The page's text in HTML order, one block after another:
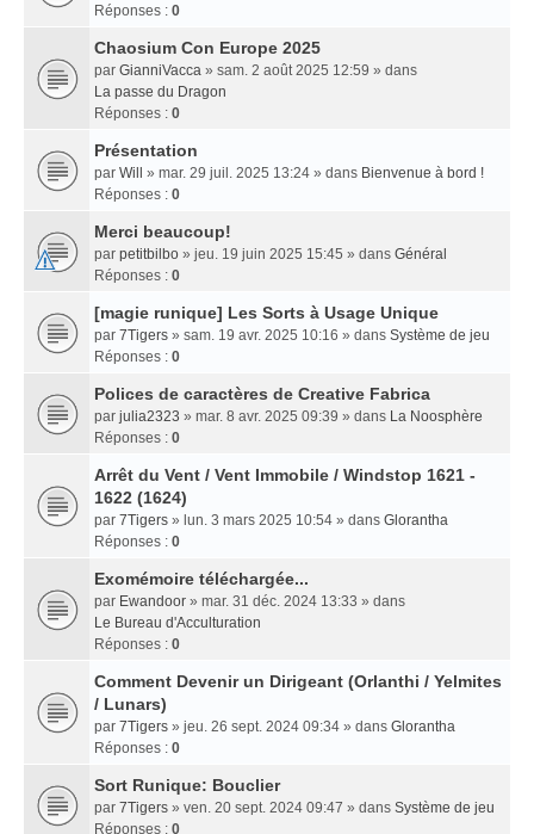
Réponses : 0
Chaosium Con Europe 2025
par GianniVacca » sam. 2 août 2025 12:59 » dans
La passe du Dragon
Réponses : 0
Présentation
par Will » mar. 29 juil. 2025 13:24 » dans Bienvenue à bord !
Réponses : 0
Merci beaucoup!
par petitbilbo » jeu. 19 juin 2025 15:45 » dans Général
Réponses : 0
[magie runique] Les Sorts à Usage Unique
par 7Tigers » sam. 19 avr. 2025 10:16 » dans Système de jeu
Réponses : 0
Polices de caractères de Creative Fabrica
par julia2323 » mar. 8 avr. 2025 09:39 » dans La Noosphère
Réponses : 0
Arrêt du Vent / Vent Immobile / Windstop 1621 -
1622 (1624)
par 7Tigers » lun. 3 mars 2025 10:54 » dans Glorantha
Réponses : 0
Exomémoire téléchargée...
par Ewandoor » mar. 31 déc. 2024 13:33 » dans
Le Bureau d'Acculturation
Réponses : 0
Comment Devenir un Dirigeant (Orlanthi / Yelmites
/ Lunars)
par 7Tigers » jeu. 26 sept. 2024 09:34 » dans Glorantha
Réponses : 0
Sort Runique: Bouclier
par 7Tigers » ven. 20 sept. 2024 09:47 » dans Système de jeu
Réponses : 0